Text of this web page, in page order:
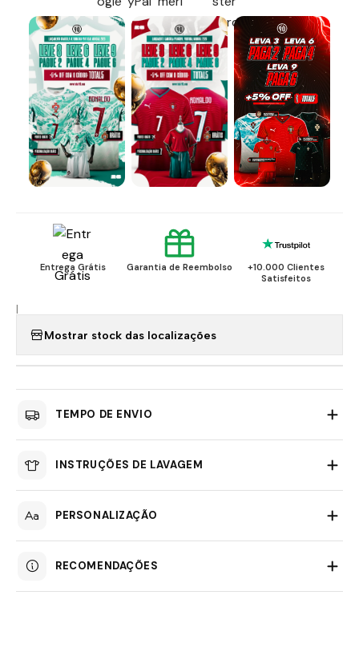
Entrega Grátis Garantia de Reembolso
+10.000 Clientes
Satisfeitos
|
Mostrar stock das localizações
TEMPO DE ENVIO
INSTRUÇÕES DE LAVAGEM
PERSONALIZAÇÃO
RECOMENDAÇÕES